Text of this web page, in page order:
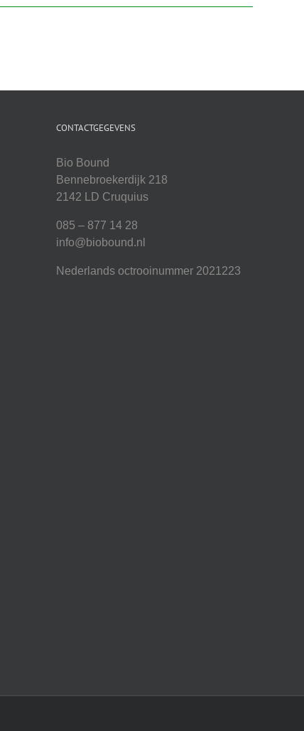
CONTACTGEGEVENS
Bio Bound
Bennebroekerdijk 218
2142 LD Cruquius
085 – 877 14 28
info@biobound.nl
Nederlands octrooinummer 2021223